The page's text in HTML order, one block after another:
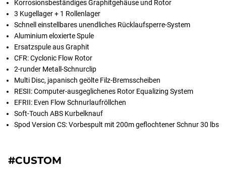
Korrosionsbeständiges Graphitgehäuse und Rotor
3 Kugellager + 1 Rollenlager
Schnell einstellbares unendliches Rücklaufsperre-System
Aluminium eloxierte Spule
Ersatzspule aus Graphit
CFR: Cyclonic Flow Rotor
2-runder Metall-Schnurclip
Multi Disc, japanisch geölte Filz-Bremsscheiben
RESII: Computer-ausgeglichenes Rotor Equalizing System
EFRII: Even Flow Schnurlaufröllchen
Soft-Touch ABS Kurbelknauf
Spod Version CS: Vorbespult mit 200m geflochtener Schnur 30 lbs
#CUSTOM